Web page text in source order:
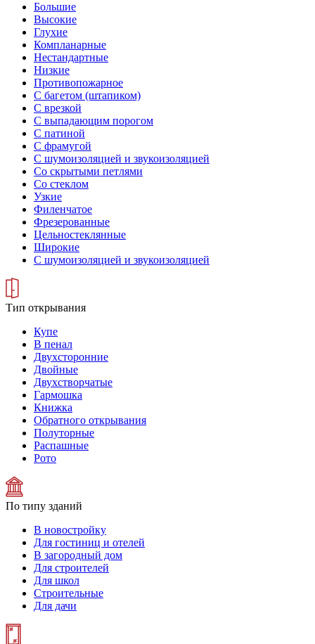
Большие
Высокие
Глухие
Компланарные
Нестандартные
Низкие
Противопожарное
С багетом (штапиком)
С врезкой
С выпадающим порогом
С патиной
С фрамугой
С шумоизоляцией и звукоизоляцией
Со скрытыми петлями
Со стеклом
Узкие
Филенчатое
Фрезерованные
Цельностеклянные
Широкие
С шумоизоляцией и звукоизоляцией
Тип открывания
Купе
В пенал
Двухсторонние
Двойные
Двухстворчатые
Гармошка
Книжка
Обратного открывания
Полуторные
Распашные
Рото
По типу зданий
В новостройку
Для гостиниц и отелей
В загородный дом
Для строителей
Для школ
Строительные
Для дачи